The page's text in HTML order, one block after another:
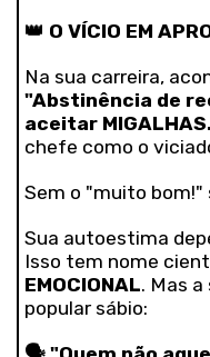
👑 O VÍCIO EM
Na sua carreira,
"Abstinência de
aceitar
chefe como o
Sem o "muito bom!"
Sua autoestima
Isso tem nome
EMOCIONAL. Mas
popular sábio: